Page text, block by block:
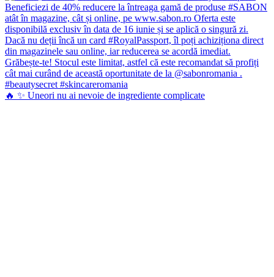
🔥 ✨ Uneori nu ai nevoie de ingrediente complicate